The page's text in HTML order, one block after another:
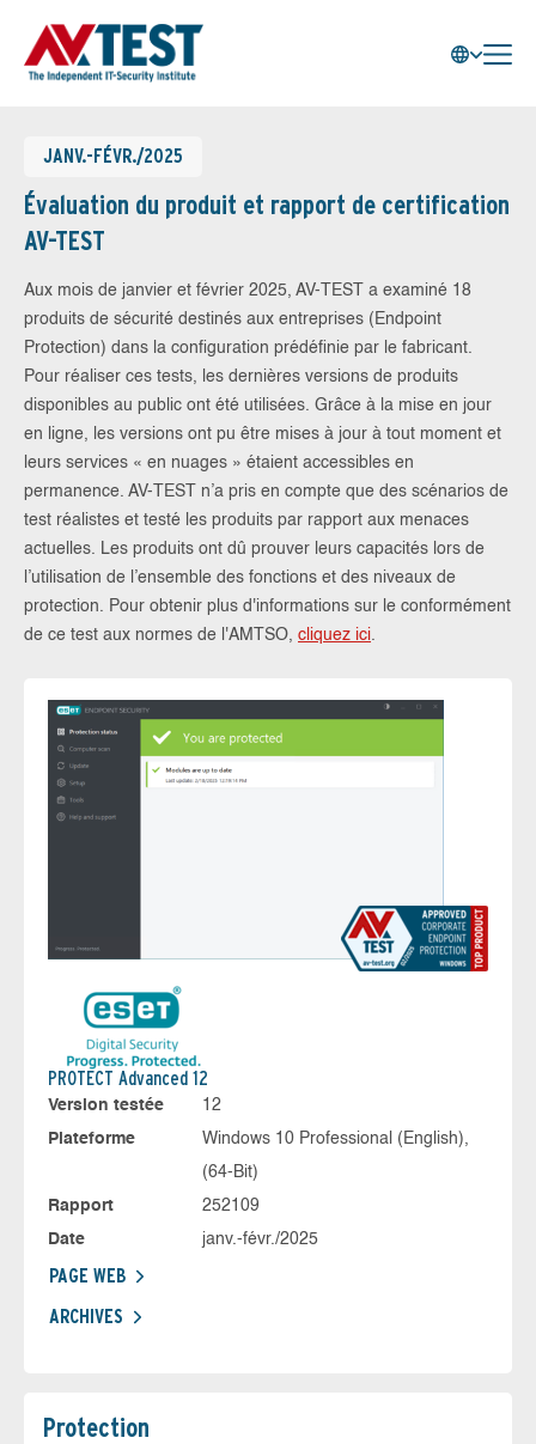
JANV.-FÉVR./2025
Évaluation du produit et rapport de certification
AV-TEST
Aux mois de janvier et février 2025, AV-TEST a examiné 18
produits de sécurité destinés aux entreprises (Endpoint
Protection) dans la configuration prédéfinie par le fabricant.
Pour réaliser ces tests, les dernières versions de produits
disponibles au public ont été utilisées. Grâce à la mise en jour
en ligne, les versions ont pu être mises à jour à tout moment et
leurs services « en nuages » étaient accessibles en
permanence. AV-TEST n’a pris en compte que des scénarios de
test réalistes et testé les produits par rapport aux menaces
actuelles. Les produits ont dû prouver leurs capacités lors de
l’utilisation de l’ensemble des fonctions et des niveaux de
protection. Pour obtenir plus d'informations sur le conformément
de ce test aux normes de l'AMTSO, cliquez ici.
PROTECT Advanced 12
Version testée
12
Plateforme
Windows 10 Professional (English),
(64-Bit)
Rapport
252109
Date
janv.-févr./2025
PAGE WEB
ARCHIVES
Protection